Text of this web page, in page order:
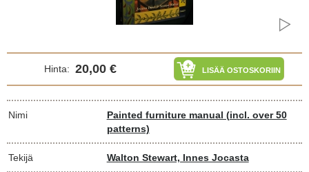
Hinta: 20,00 € LISÄÄ OSTOSKORIIN
Nimi
Painted furniture manual (incl. over 50
patterns)
Tekijä Walton Stewart, Innes Jocasta